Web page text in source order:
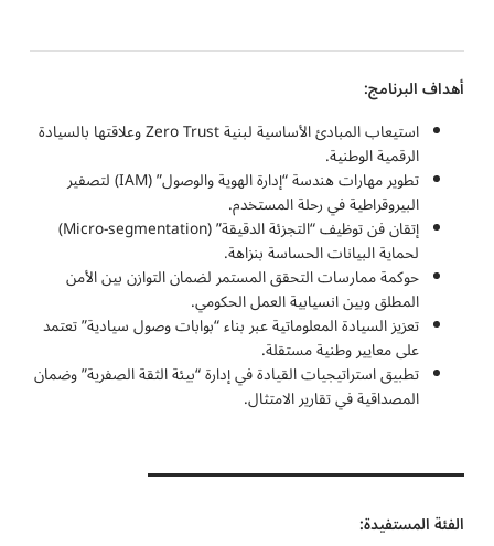
أهداف البرنامج:
استيعاب المبادئ الأساسية لبنية Zero Trust وعلاقتها بالسيادة
الرقمية الوطنية.
تطوير مهارات هندسة “إدارة الهوية والوصول” (IAM) لتصفير
البيروقراطية في رحلة المستخدم.
إتقان فن توظيف “التجزئة الدقيقة” (Micro-segmentation)
لحماية البيانات الحساسة بنزاهة.
حوكمة ممارسات التحقق المستمر لضمان التوازن بين الأمن
المطلق وبين انسيابية العمل الحكومي.
تعزيز السيادة المعلوماتية عبر بناء “بوابات وصول سيادية” تعتمد
على معايير وطنية مستقلة.
تطبيق استراتيجيات القيادة في إدارة “بيئة الثقة الصفرية” وضمان
المصداقية في تقارير الامتثال.
الفئة المستفيدة: